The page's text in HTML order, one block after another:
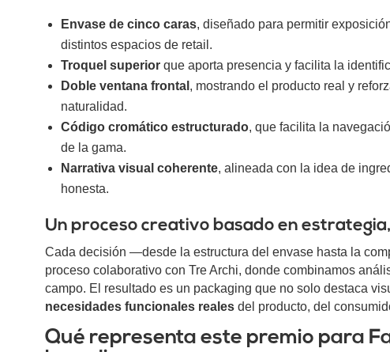
Envase de cinco caras, diseñado para permitir
distintos espacios de retail.
Troquel superiorque aporta presencia y facilita la
Doble ventana frontal , mostrando el producto real y
naturalidad.
Código cromático estructurado, que facilita la
de la gama.
Narrativa visual coherente, alineada con la idea de
honesta.
Un proceso creativo basado en
Cada decisión —desde la estructura del envase hasta la
proceso colaborativo con Tre Archi, donde combinamos
campo. El resultado es un packaging que no solo destaca
necesidades funcionales realesdel producto, del
Qué representa este premio para